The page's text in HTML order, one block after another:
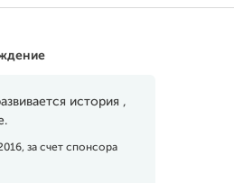
история ,
за счет спонсора